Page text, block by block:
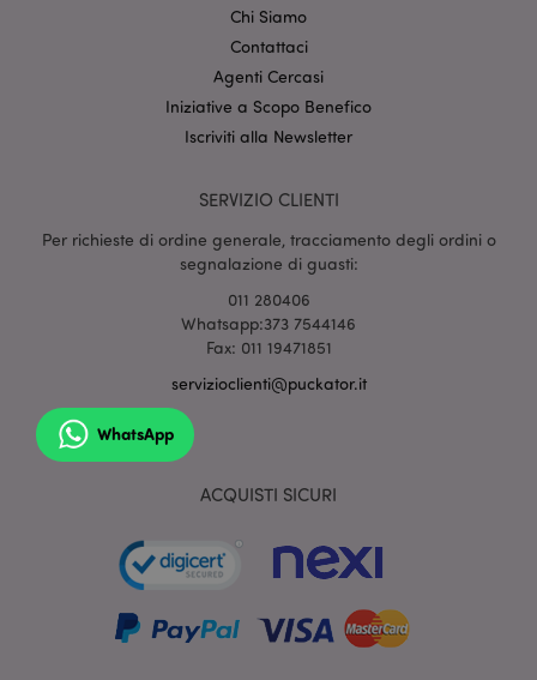
Chi Siamo
Contattaci
Agenti Cercasi
Iniziative a Scopo Benefico
Iscriviti alla Newsletter
SERVIZIO CLIENTI
Per richieste di ordine generale, tracciamento degli ordini o
segnalazione di guasti:
011 280406
Whatsapp:373 7544146
Fax: 011 19471851
servizioclienti@puckator.it
WhatsApp
ACQUISTI SICURI
recently_viewed_product
mage-cache-sessid
www.puckator.it
section_data_ids
l"Informativa sulla privacy di Google